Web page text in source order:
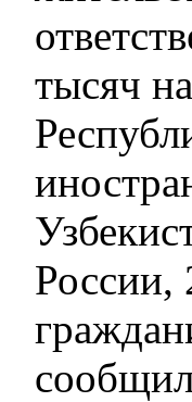
тысяч
России,